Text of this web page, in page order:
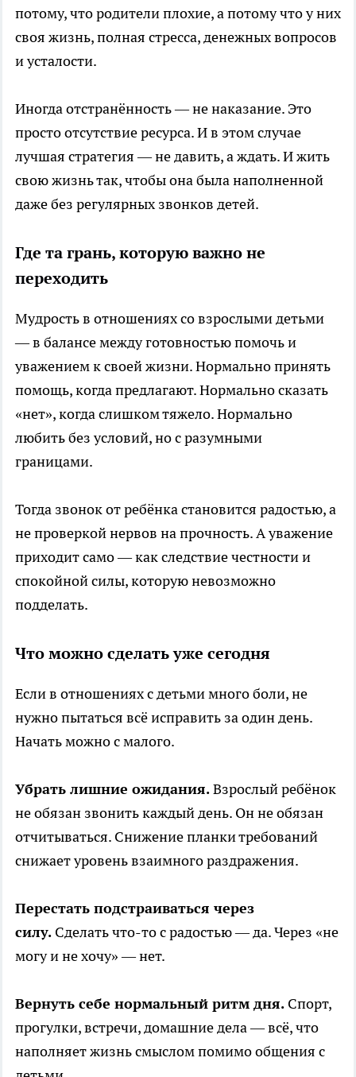
потому, что родители плохие, а потому что у них
своя жизнь, полная стресса, денежных вопросов
и усталости.
Иногда отстранённость — не наказание. Это
просто отсутствие ресурса. И в этом случае
лучшая стратегия — не давить, а ждать. И жить
свою жизнь так, чтобы она была наполненной
даже без регулярных звонков детей.
Где та грань, которую важно не
переходить
Мудрость в отношениях со взрослыми детьми
— в балансе между готовностью помочь и
уважением к своей жизни. Нормально принять
помощь, когда предлагают. Нормально сказать
«нет», когда слишком тяжело. Нормально
любить без условий, но с разумными
границами.
Тогда звонок от ребёнка становится радостью, а
не проверкой нервов на прочность. А уважение
приходит само — как следствие честности и
спокойной силы, которую невозможно
подделать.
Что можно сделать уже сегодня
Если в отношениях с детьми много боли, не
нужно пытаться всё исправить за один день.
Начать можно с малого.
Убрать лишние ожидания.Взрослый ребёнок
не обязан звонить каждый день. Он не обязан
отчитываться. Снижение планки требований
снижает уровень взаимного раздражения.
Перестать подстраиваться через
силу. Сделать что-то с радостью — да. Через «не
могу и не хочу» — нет.
Вернуть себе нормальный ритм дня. Спорт,
прогулки, встречи, домашние дела — всё, что
наполняет жизнь смыслом помимо общения с